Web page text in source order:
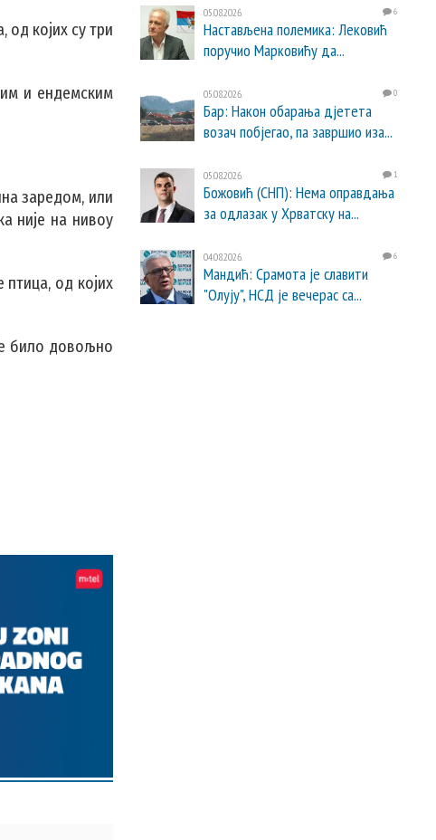
од којих су три
и ендемским
заредом, или
није на нивоу
од којих
било довољно
05.08.2026. 6
Настављена полемика: Лековић
поручио Марковићу да...
05.08.2026. 0
Бар: Након обарања дјетета
возач побјегао, па завршио иза...
05.08.2026. 1
Божовић (СНП): Нема оправдања
за одлазак у Хрватску на...
04.08.2026. 6
Мандић: Срамота је славити
"Олују", НСД је вечерас са...